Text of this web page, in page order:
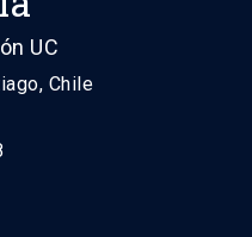
UC
Chile